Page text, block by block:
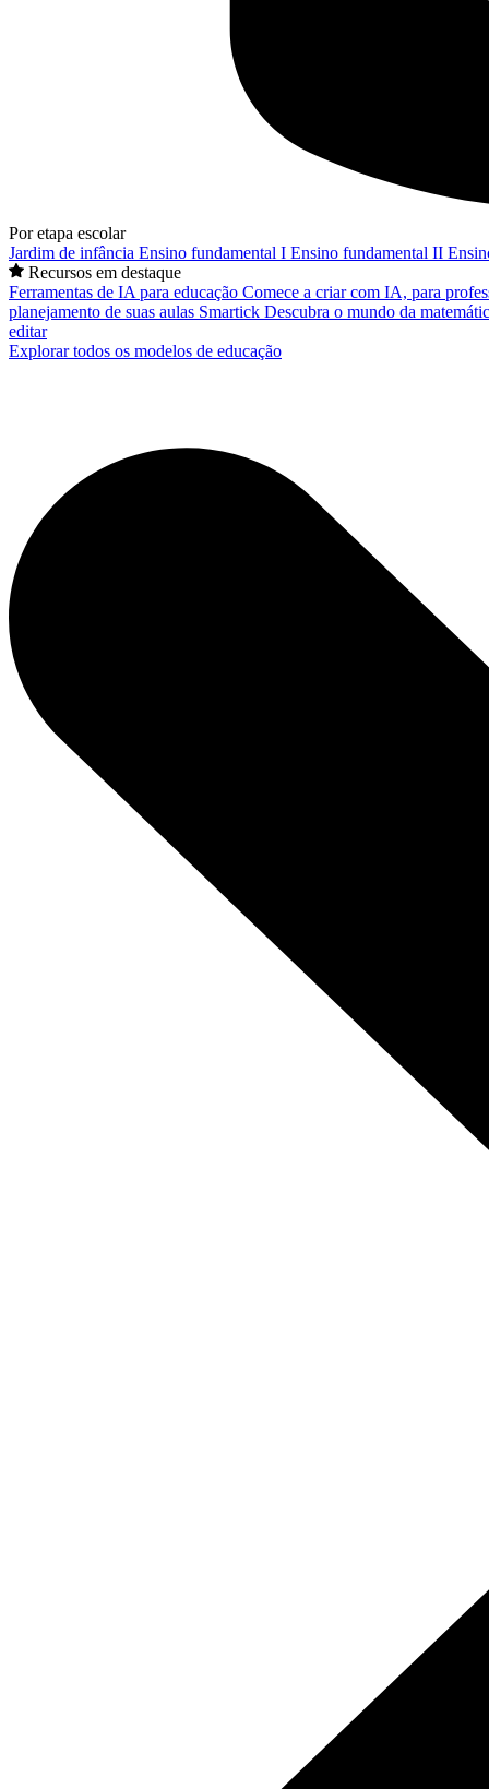
Por etapa escolar
Jardim de infância Ensino fundamental I Ensino fundamental II
Recursos em destaque
Ferramentas de IA para educação Comece a criar com IA, para
planejamento de suas aulas Smartick Descubra o mundo da
editar
Explorar todos os modelos de educação